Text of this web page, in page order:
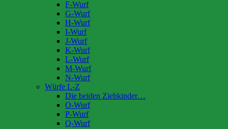
F-Wurf
G-Wurf
H-Wurf
I-Wurf
J-Wurf
K-Wurf
L-Wurf
M-Wurf
N-Wurf
Würfe L-Z
Die beiden Ziehkinder…
O-Wurf
P-Wurf
Q-Wurf